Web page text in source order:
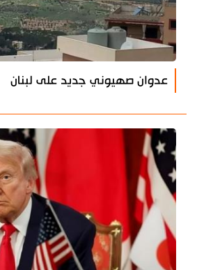
عدوان صهيوني جديد على لبنان